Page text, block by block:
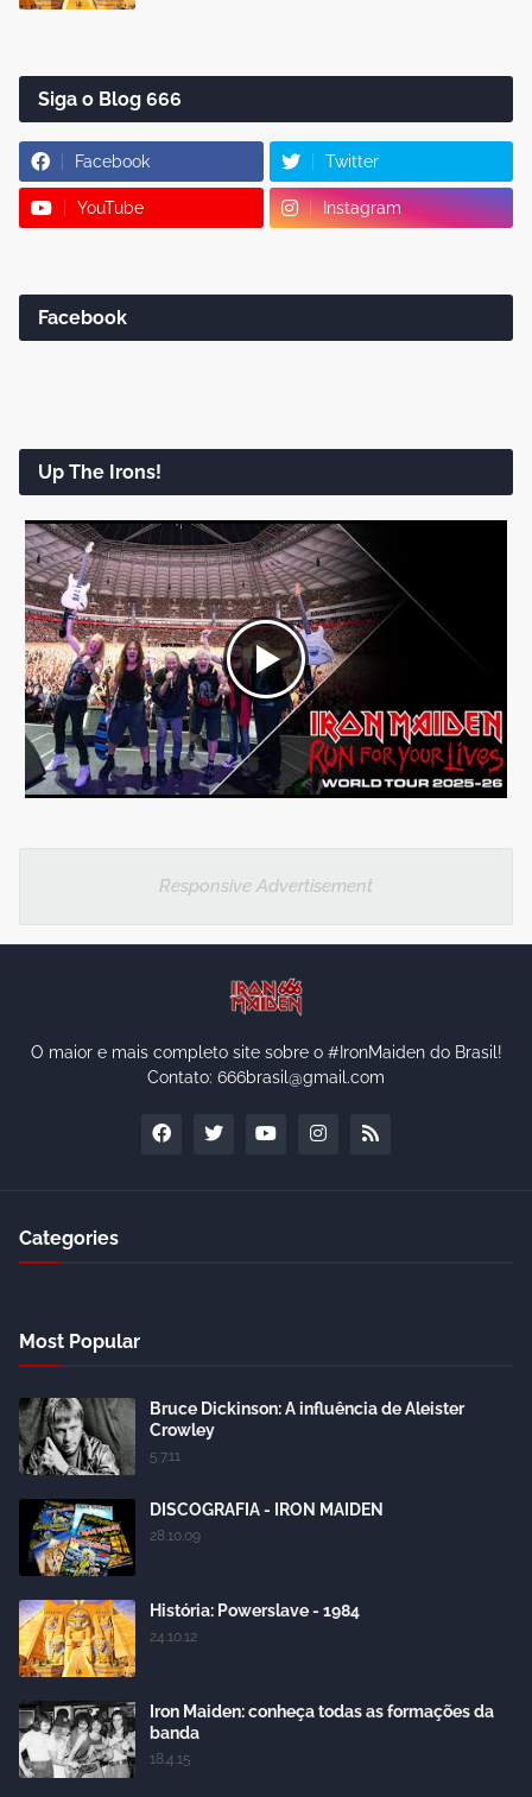
Siga o Blog 666
Facebook Twitter
YouTube Instagram
Facebook
Up The Irons!
Responsive Advertisement
O maior e mais completo site sobre o #IronMaiden do Brasil!
Contato: 666brasil@gmail.com
Categories
Most Popular
Bruce Dickinson: A influência de Aleister
Crowley
5.7.11
DISCOGRAFIA - IRON MAIDEN
28.10.09
História: Powerslave - 1984
24.10.12
Iron Maiden: conheça todas as formações da
banda
18.4.15